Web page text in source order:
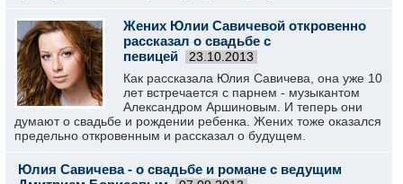
Жених Юлии Савичевой откровенно
рассказал о свадьбе с
певицей
23.10.2013
Как рассказала Юлия Савичева, она уже 10
лет встречается с парнем - музыкантом
Александром Аршиновым. И теперь они
думают о свадьбе и рождении ребенка. Жених тоже оказался
предельно откровенным и рассказал о будущем.
Юлия Савичева - о свадьбе и романе с ведущим